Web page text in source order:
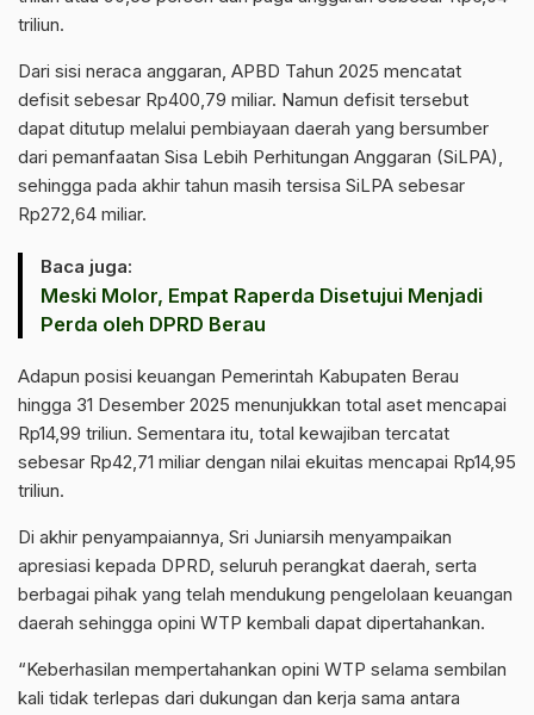
triliun.
Dari sisi neraca anggaran, APBD Tahun 2025 mencatat
defisit sebesar Rp400,79 miliar. Namun defisit tersebut
dapat ditutup melalui pembiayaan daerah yang bersumber
dari pemanfaatan Sisa Lebih Perhitungan Anggaran (SiLPA),
sehingga pada akhir tahun masih tersisa SiLPA sebesar
Rp272,64 miliar.
Baca juga:
Meski Molor, Empat Raperda Disetujui Menjadi
Perda oleh DPRD Berau
Adapun posisi keuangan Pemerintah Kabupaten Berau
hingga 31 Desember 2025 menunjukkan total aset mencapai
Rp14,99 triliun. Sementara itu, total kewajiban tercatat
sebesar Rp42,71 miliar dengan nilai ekuitas mencapai Rp14,95
triliun.
Di akhir penyampaiannya, Sri Juniarsih menyampaikan
apresiasi kepada DPRD, seluruh perangkat daerah, serta
berbagai pihak yang telah mendukung pengelolaan keuangan
daerah sehingga opini WTP kembali dapat dipertahankan.
“Keberhasilan mempertahankan opini WTP selama sembilan
kali tidak terlepas dari dukungan dan kerja sama antara